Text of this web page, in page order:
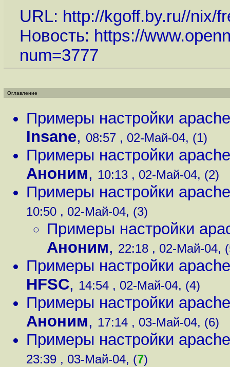
URL: http://kgoff.by.ru//nix/
Новость: https://
num=3777
Оглавление
Примеры настройки
Insane, 08:57 , 02-Май-04, (1)
Примеры настройки
Аноним, 10:13 , 02-Май-04, (2)
Примеры настройки
10:50 , 02-Май-04, (3)
Примеры настройки
Аноним, 22:18 , 02-Май-04,
Примеры настройки
HFSC, 14:54 , 02-Май-04, (4)
Примеры настройки
Аноним, 17:14 , 03-Май-04, (6)
Примеры настройки
23:39 , 03-Май-04, (7)